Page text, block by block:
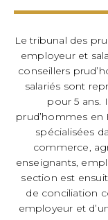
Le tribunal des
employeur et
conseillers
salariés sont
pour 5 ans.
prud’hommes en
spécialisées
commerce,
enseignants,
section est
de conciliation
employeur et